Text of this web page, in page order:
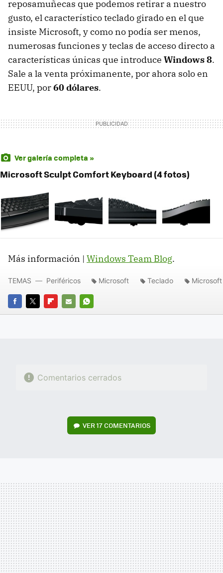
reposamuñecas que podemos retirar a nuestro
gusto, el característico teclado girado en el que
insiste Microsoft, y como no podía ser menos,
numerosas funciones y teclas de acceso directo a
características únicas que introduce Windows 8.
Sale a la venta próximanente, por ahora solo en
EEUU, por60 dólares.
Ver galería completa »
Microsoft Sculpt Comfort Keyboard (4 fotos)
Más información | Windows Team Blog.
FACEBOOK
TWITTERFLIPBOARD
E-
WHATSAPP
TEMAS Periféricos Microsoft Teclado
Comentarios cerrados
VER 17 COMENTARIOS